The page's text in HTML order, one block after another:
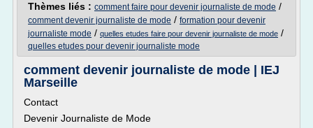
Thèmes liés : comment faire pour devenir journaliste de mode /
comment devenir journaliste de mode / formation pour devenir
journaliste mode / quelles etudes faire pour devenir journaliste de mode /
quelles etudes pour devenir journaliste mode
comment devenir journaliste de mode | IEJ
Marseille
Contact
Devenir Journaliste de Mode